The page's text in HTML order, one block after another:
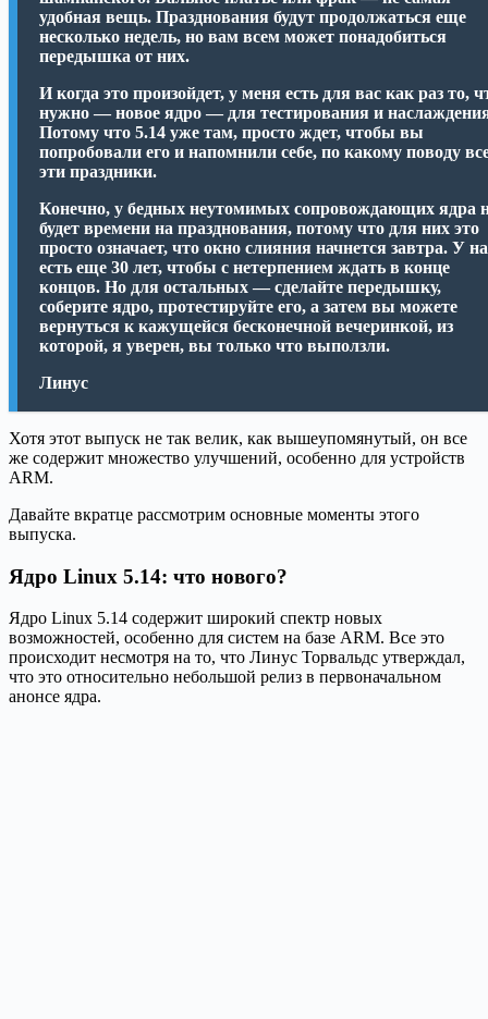
удобная вещь. Празднования будут продолжаться еще
несколько недель, но вам всем может понадобиться
передышка от них.
И когда это произойдет, у меня есть для вас как раз то,
нужно — новое ядро — для тестирования и
Потому что 5.14 уже там, просто ждет, чтобы вы
попробовали его и напомнили себе, по какому поводу
эти праздники.
Конечно, у бедных неутомимых сопровождающих ядра
будет времени на празднования, потому что для них это
просто означает, что окно слияния начнется завтра. У
есть еще 30 лет, чтобы с нетерпением ждать в конце
концов. Но для остальных — сделайте передышку,
соберите ядро, протестируйте его, а затем вы можете
вернуться к кажущейся бесконечной вечеринкой, из
которой, я уверен, вы только что выползли.
Линус
Хотя этот выпуск не так велик, как вышеупомянутый, он все
же содержит множество улучшений, особенно для устройств
ARM.
Давайте вкратце рассмотрим основные моменты этого
выпуска.
Ядро Linux 5.14: что нового?
Ядро Linux 5.14 содержит широкий спектр новых
возможностей, особенно для систем на базе ARM. Все это
происходит несмотря на то, что Линус Торвальдс утверждал,
что это относительно небольшой релиз в первоначальном
анонсе ядра.